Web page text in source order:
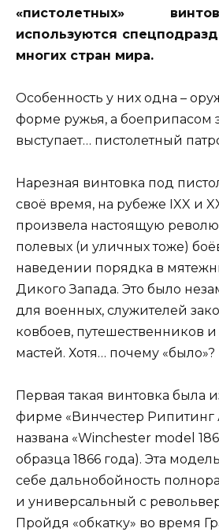
«пистолетных»
используются
многих стран мира.
Особенность у них одна –
форме ружья, а боеприпасом
выступает… пистолетный
Нарезная винтовка под
своё время, на рубеже IXX и
произвела настоящую
полевых (и уличных тоже)
наведении порядка в
Дикого Запада. Это было
для военных, служителей
ковбоев, путешественников
мастей. Хотя… почему «было»?
Первая такая винтовка была
фирме «Винчестер Рипитинг
названа «Winchester model
образца 1866 года). Эта
себе дальнобойность
и универсальный с
Пройдя «обкатку» во время